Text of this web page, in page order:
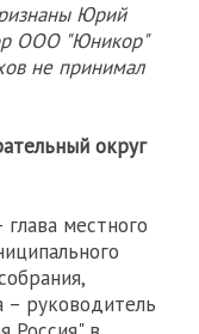
Юрий
ООО "Юникор"
не принимал
округ
местного
– руководитель